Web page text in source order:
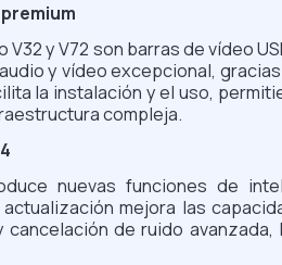
V32 y V72 son barras de vídeo
y vídeo excepcional,
la instalación y el uso,
compleja.
nuevas funciones de
mejora las
de ruido